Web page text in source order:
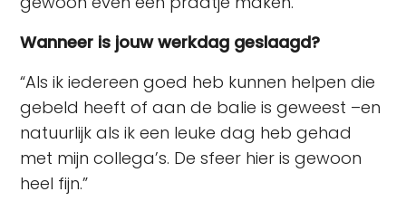
Wanneer is jouw werkdag geslaagd?
“Als ik iedereen goed heb kunnen helpen die
gebeld heeft of aan de balie is geweest –en
natuurlijk als ik een leuke dag heb gehad
met mijn collega’s. De sfeer hier is gewoon
heel fijn.”